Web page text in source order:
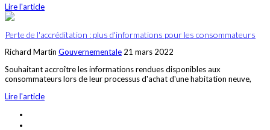
Lire l'article
Perte de l'accréditation : plus d'informations pour les consommateurs
Richard Martin Gouvernementale 21 mars 2022
Souhaitant accroître les informations rendues disponibles aux
consommateurs lors de leur processus d'achat d'une habitation neuve,
Lire l'article